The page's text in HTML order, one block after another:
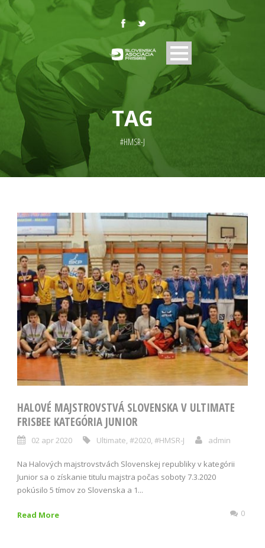
TAG
#HMSR-J
HALOVÉ MAJSTROVSTVÁ SLOVENSKA V ULTIMATE
FRISBEE KATEGÓRIA JUNIOR
02 apr 2020 Ultimate, #2020, #HMSR-J admin
Na Halových majstrovstvách Slovenskej republiky v kategórii
Junior sa o získanie titulu majstra počas soboty 7.3.2020
pokúsilo 5 tímov zo Slovenska a 1...
Read More 0